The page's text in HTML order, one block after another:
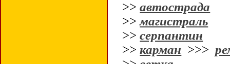
>>автострада
>>магистраль
>>серпантин
>>карман >>>